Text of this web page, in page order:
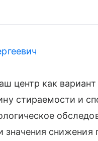
центр как
стираемости и
значения